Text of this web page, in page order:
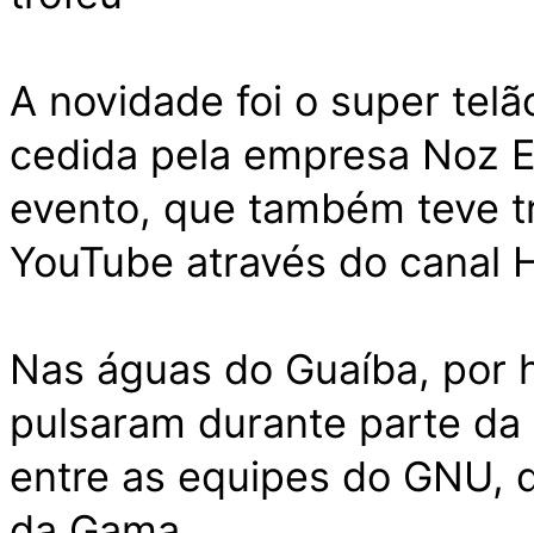
A novidade foi o super
cedida pela empresa Noz
evento, que também teve
YouTube através do canal
Nas águas do Guaíba, por
pulsaram durante parte
entre as equipes do GNU,